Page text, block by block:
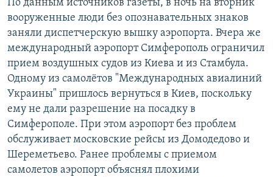
По данным источников газеты, в ночь на вторник
вооруженные люди без опознавательных знаков
заняли диспетчерскую вышку аэропорта. Вчера же
международный аэропорт Симферополь ограничил
прием воздушных судов из Киева и из Стамбула.
Одному из самолётов "Международных авиалиний
Украины" пришлось вернуться в Киев, поскольку
ему не дали разрешение на посадку в
Симферополе. При этом аэропорт без проблем
обслуживает московские рейсы из Домодедово и
Шереметьево. Ранее проблемы с приемом
самолетов аэропорт объяснял плохими